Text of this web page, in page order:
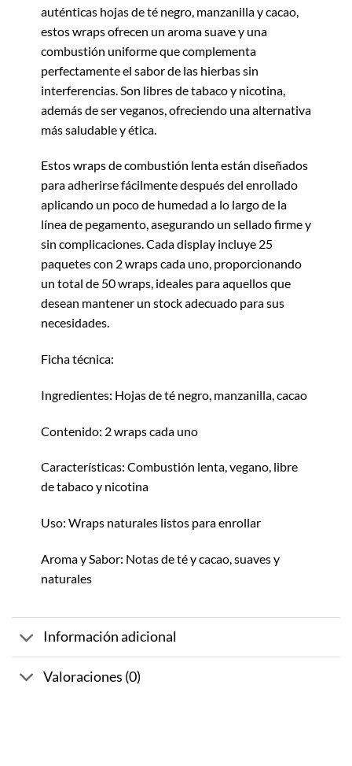
auténticas hojas de té negro, manzanilla y cacao,
estos wraps ofrecen un aroma suave y una
combustión uniforme que complementa
perfectamente el sabor de las hierbas sin
interferencias. Son libres de tabaco y nicotina,
además de ser veganos, ofreciendo una alternativa
más saludable y ética.
Estos wraps de combustión lenta están diseñados
para adherirse fácilmente después del enrollado
aplicando un poco de humedad a lo largo de la
línea de pegamento, asegurando un sellado firme y
sin complicaciones. Cada display incluye 25
paquetes con 2 wraps cada uno, proporcionando
un total de 50 wraps, ideales para aquellos que
desean mantener un stock adecuado para sus
necesidades.
Ficha técnica:
Ingredientes: Hojas de té negro, manzanilla, cacao
Contenido: 2 wraps cada uno
Características: Combustión lenta, vegano, libre
de tabaco y nicotina
Uso: Wraps naturales listos para enrollar
Aroma y Sabor: Notas de té y cacao, suaves y
naturales
Información adicional
Valoraciones (0)